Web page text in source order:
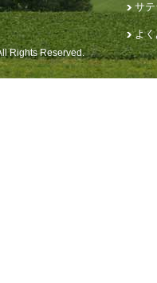
サ
よ
Rights Reserved.